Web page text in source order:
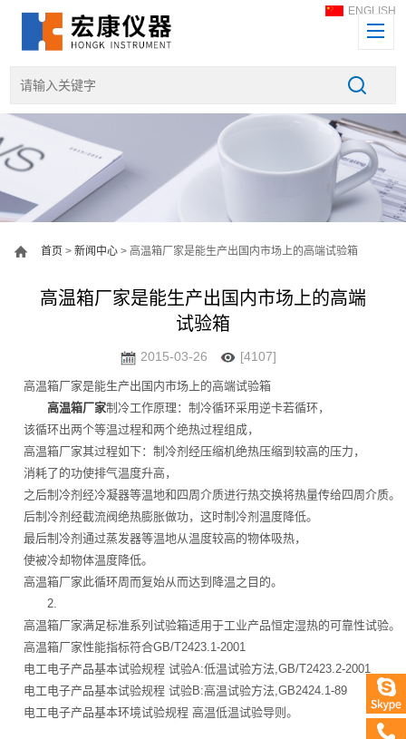
ENGLISH
首页 >新闻中心 > 高温箱厂家是能生产出国内市场上的高端试验箱
高温箱厂家是能生产出国内市场上的高端
试验箱
2015-03-26 [4107]
高温箱厂家是能生产出国内市场上的高端试验箱
高温箱厂家制冷工作原理：制冷循环采用逆卡若循环，
该循环出两个等温过程和两个绝热过程组成，
高温箱厂家其过程如下：制冷剂经压缩机绝热压缩到较高的压力，
消耗了的功使排气温度升高，
之后制冷剂经冷凝器等温地和四周介质进行热交换将热量传给四周介质。
后制冷剂经截流阀绝热膨胀做功，这时制冷剂温度降低。
最后制冷剂通过蒸发器等温地从温度较高的物体吸热，
使被冷却物体温度降低。
高温箱厂家此循环周而复始从而达到降温之目的。
2.
高温箱厂家满足标准系列试验箱适用于工业产品恒定湿热的可靠性试验。
高温箱厂家性能指标符合GB/T2423.1-2001
电工电子产品基本试验规程 试验A:低温试验方法,GB/T2423.2-2001
电工电子产品基本试验规程 试验B:高温试验方法,GB2424.1-89
电工电子产品基本环境试验规程 高温低温试验导则。